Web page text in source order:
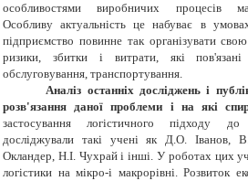
особливостями виробничих процесів
Особливу актуальність це набуває в
підприємство повинне так організувати
ризики, збитки і витрати, які
обслуговування, транспортування.
Аналіз останніх досліджень і
розв'язання даної проблеми і на які
застосування логістичного підходу до
досліджували такі учені як Д.О.
Окландер, Н.І. Чухрай і інші. У роботах цих
логістики на мікро-і макрорівні. Розвиток